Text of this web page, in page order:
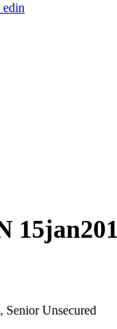
edin
Senior Unsecured